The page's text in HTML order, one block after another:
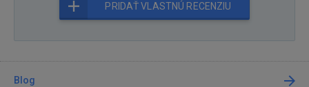
PRIDAŤ VLASTNÚ RECENZIU
Blog